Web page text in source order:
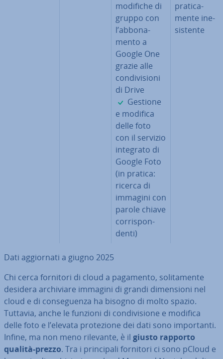
modifiche di
gruppo con
l’ab­bo­na­
men­to a
Google One
grazie alle
con­di­vi­sio­ni
di Drive
✓
Gestione
e modifica
delle foto
con il servizio
integrato di
Google Foto
(in pratica:
ricerca di
immagini con
parole chiave
cor­ri­spon­
den­ti)
pra­ti­ca­
men­te ine­
si­sten­te
Dati ag­gior­na­ti a giugno 2025
Chi cerca fornitori di cloud a pagamento, so­li­ta­men­te
desidera ar­chi­via­re immagini di grandi di­men­sio­ni nel
cloud e di con­se­guen­za ha bisogno di molto spazio.
Tuttavia, anche le funzioni di con­di­vi­sio­ne e modifica
delle foto e l’elevata pro­te­zio­ne dei dati sono im­por­tan­ti.
Infine, ma non meno rilevante, è il giusto rapporto
qualità-prezzo. Tra i prin­ci­pa­li fornitori ci sono pCloud e